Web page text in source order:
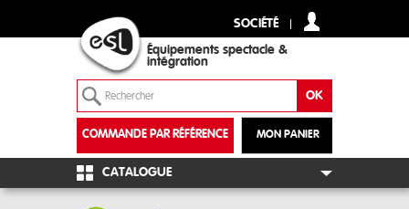
SOCIÉTÉ
Équipements spectacle &
intégration
MON PANIER
COMMANDE PAR RÉFÉRENCE
+
CATALOGUE